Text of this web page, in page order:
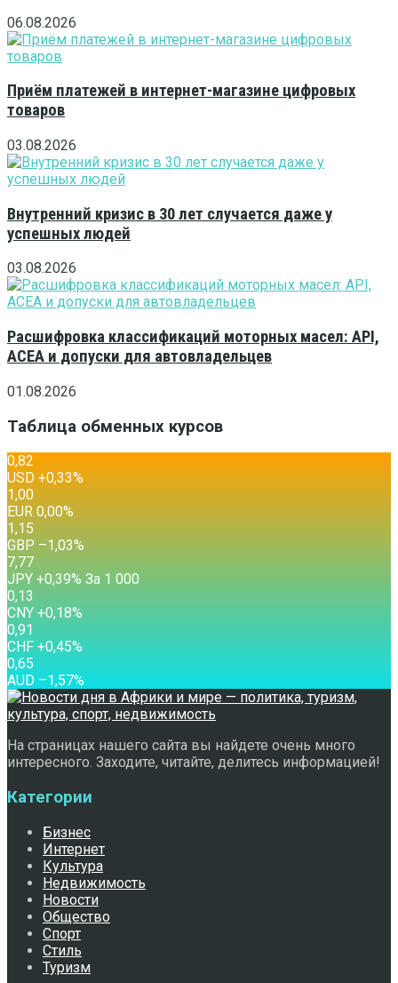
06.08.2026
Приём платежей в интернет-магазине цифровых
товаров
03.08.2026
Внутренний кризис в 30 лет случается даже у
успешных людей
03.08.2026
Расшифровка классификаций моторных масел: API,
ACEA и допуски для автовладельцев
01.08.2026
Таблица обменных курсов
0,82
USD +0,33%
1,00
EUR 0,00%
1,15
GBP –1,03%
7,77
JPY +0,39% За 1 000
0,13
CNY +0,18%
0,91
CHF +0,45%
0,65
AUD –1,57%
На страницах нашего сайта вы найдете очень много
интересного. Заходите, читайте, делитесь информацией!
Категории
Бизнес
Интернет
Культура
Недвижимость
Новости
Общество
Спорт
Стиль
Туризм